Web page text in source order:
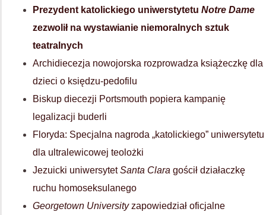
Prezydent katolickiego uniwerstytetu Notre Dame
zezwolił na wystawianie niemoralnych sztuk
teatralnych
Archidiecezja nowojorska rozprowadza książeczkę dla
dzieci o księdzu-pedofilu
Biskup diecezji Portsmouth popiera kampanię
legalizacji buderli
Floryda: Specjalna nagroda „katolickiego” uniwersytetu
dla ultralewicowej teolożki
Jezuicki uniwersytetSanta Clara gościł działaczkę
ruchu homoseksulanego
Georgetown Universityzapowiedział oficjalne